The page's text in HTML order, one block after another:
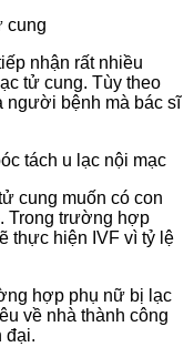
cung
nhận rất nhiều
tử cung. Tùy theo
người bệnh mà bác sĩ
tách u lạc nội mạc
cung muốn có con
Trong trường hợp
thực hiện IVF vì tỷ lệ
hợp phụ nữ bị lạc
về nhà thành công
đại.